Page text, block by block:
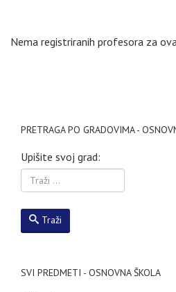
Nema registriranih profesora za
PRETRAGA PO GRADOVIMA -
Upišite svoj grad:
Traži
SVI PREDMETI - OSNOVNA ŠKOLA